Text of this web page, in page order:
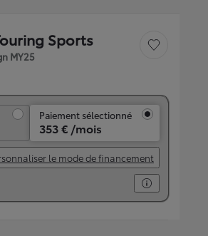
Sports
MY25
Sauvegarder le
Paiement sélectionné
353 € /mois
le mode de financement